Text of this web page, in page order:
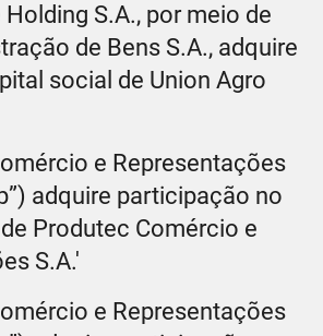
Holding S.A., por meio de
de Bens S.A., adquire
social de Union Agro
e Representações
adquire participação no
Produtec Comércio e
S.A.'
e Representações